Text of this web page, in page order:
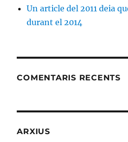
Un article del 2011 deia
durant el 2014
COMENTARIS RECENTS
ARXIUS